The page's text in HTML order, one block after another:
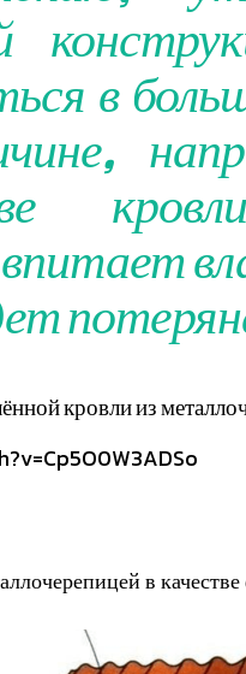
в
кровли из
в